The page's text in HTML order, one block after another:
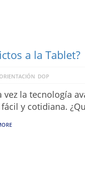
a la Tablet?
DOP
vez la tecnología
y cotidiana.